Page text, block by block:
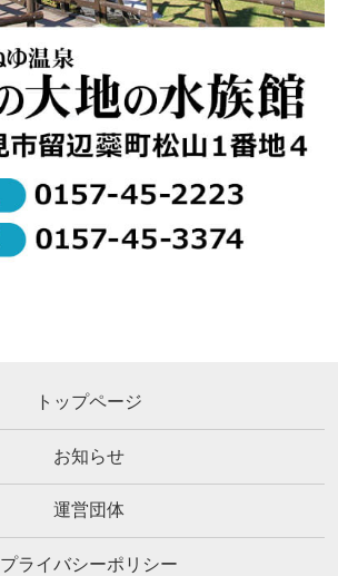
トップページ
お知らせ
運営団体
プライバシーポリシー